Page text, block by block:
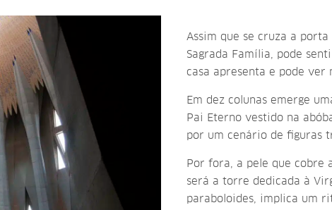
Assim que se cruza a
Sagrada Família, pode
casa apresenta e pode
Em dez colunas emerge
Pai Eterno vestido na
por um cenário de figuras
Por fora, a pele que cobre
será a torre dedicada à
paraboloides, implica um